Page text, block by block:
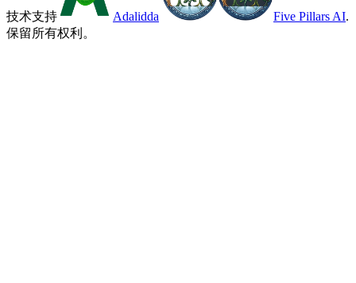
技术支持 Adalidda Five Pillars AI.
保留所有权利。